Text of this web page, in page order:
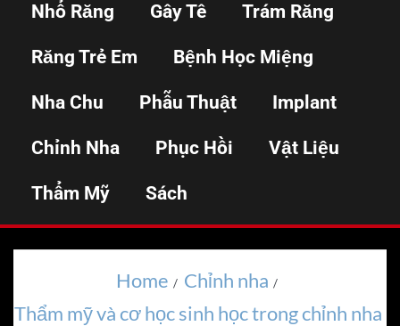
Nhổ Răng Gây Tê Trám Răng
Răng Trẻ Em Bệnh Học Miệng
Nha Chu Phẫu Thuật Implant
Chỉnh Nha Phục Hồi Vật Liệu
Thẩm Mỹ Sách
Thẩm mỹ và cơ học
sinh học trong chỉnh
nha – P10 – Đánh giá
thẩm mỹ trong chỉnh
nha
Home
Chỉnh nha
Thẩm mỹ và cơ học sinh học trong chỉnh nha